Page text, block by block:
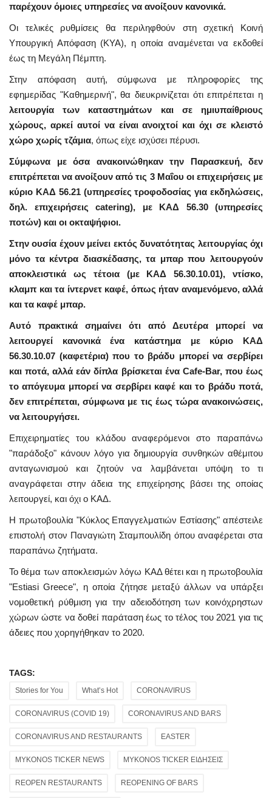
παρέχουν όμοιες υπηρεσίες να ανοίξουν κανονικά.
Οι τελικές ρυθμίσεις θα περιληφθούν στη σχετική Κοινή
Υπουργική Απόφαση (ΚΥΑ), η οποία αναμένεται να εκδοθεί
έως τη Μεγάλη Πέμπτη.
Στην απόφαση αυτή, σύμφωνα με πληροφορίες της
εφημερίδας "Καθημερινή", θα διευκρινίζεται ότι επιτρέπεται η
λειτουργία των καταστημάτων και σε ημιυπαίθριους
χώρους, αρκεί αυτοί να είναι ανοιχτοί και όχι σε κλειστό
χώρο χωρίς τζάμια, όπως είχε ισχύσει πέρυσι.
Σύμφωνα με όσα ανακοινώθηκαν την Παρασκευή, δεν
επιτρέπεται να ανοίξουν από τις 3 Μαΐου οι επιχειρήσεις με
κύριο ΚΑΔ 56.21 (υπηρεσίες τροφοδοσίας για εκδηλώσεις,
δηλ. επιχειρήσεις catering), με ΚΑΔ 56.30 (υπηρεσίες
ποτών) και οι οκταψήφιοι.
Στην ουσία έχουν μείνει εκτός δυνατότητας λειτουργίας όχι
μόνο τα κέντρα διασκέδασης, τα μπαρ που λειτουργούν
αποκλειστικά ως τέτοια (με ΚΑΔ 56.30.10.01), ντίσκο,
κλαμπ και τα ίντερνετ καφέ, όπως ήταν αναμενόμενο, αλλά
και τα καφέ μπαρ.
Αυτό πρακτικά σημαίνει ότι από Δευτέρα μπορεί να
λειτουργεί κανονικά ένα κατάστημα με κύριο ΚΑΔ
56.30.10.07 (καφετέρια) που το βράδυ μπορεί να σερβίρει
και ποτά, αλλά εάν δίπλα βρίσκεται ένα Cafe-Bar, που έως
το απόγευμα μπορεί να σερβίρει καφέ και το βράδυ ποτά,
δεν επιτρέπεται, σύμφωνα με τις έως τώρα ανακοινώσεις,
να λειτουργήσει.
Επιχειρηματίες του κλάδου αναφερόμενοι στο παραπάνω
"παράδοξο" κάνουν λόγο για δημιουργία συνθηκών αθέμιτου
ανταγωνισμού και ζητούν να λαμβάνεται υπόψη το τι
αναγράφεται στην άδεια της επιχείρησης βάσει της οποίας
λειτουργεί, και όχι ο ΚΑΔ.
Η πρωτοβουλία "Κύκλος Επαγγελματιών Εστίασης" απέστειλε
επιστολή στον Παναγιώτη Σταμπουλίδη όπου αναφέρεται στα
παραπάνω ζητήματα.
Το θέμα των αποκλεισμών λόγω ΚΑΔ θέτει και η πρωτοβουλία
"Estiasi Greece", η οποία ζήτησε μεταξύ άλλων να υπάρξει
νομοθετική ρύθμιση για την αδειοδότηση των κοινόχρηστων
χώρων ώστε να δοθεί παράταση έως το τέλος του 2021 για τις
άδειες που χορηγήθηκαν το 2020.
TAGS:
Stories for You What’s Hot CORONAVIRUS
CORONAVIRUS (COVID 19) CORONAVIRUS AND BARS
CORONAVIRUS AND RESTAURANTS EASTER
MYKONOS TICKER NEWS MYKONOS TICKER ΕΙΔΗΣΕΙΣ
REOPEN RESTAURANTS REOPENING OF BARS